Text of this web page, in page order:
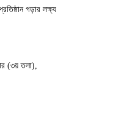
গড়ার লক্ষ্য
(৩য় তলা),